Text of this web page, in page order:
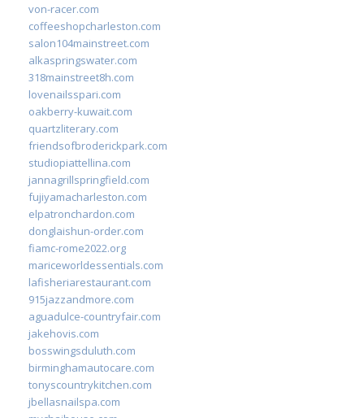
von-racer.com
coffeeshopcharleston.com
salon104mainstreet.com
alkaspringswater.com
318mainstreet8h.com
lovenailsspari.com
oakberry-kuwait.com
quartzliterary.com
friendsofbroderickpark.com
studiopiattellina.com
jannagrillspringfield.com
fujiyamacharleston.com
elpatronchardon.com
donglaishun-order.com
fiamc-rome2022.org
mariceworldessentials.com
lafisheriarestaurant.com
915jazzandmore.com
aguadulce-countryfair.com
jakehovis.com
bosswingsduluth.com
birminghamautocare.com
tonyscountrykitchen.com
jbellasnailspa.com